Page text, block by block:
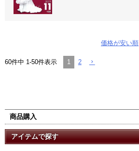
価格が安い順
60件中 1 -50件表示 1 2
商品購入
アイテムで探す